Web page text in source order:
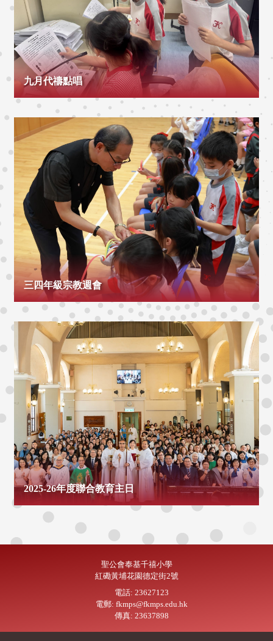
九月代禱點唱
三四年級宗教週會
2025-26年度聯合教育主日
聖公會奉基千禧小學
紅磡黃埔花園德定街2號
電話: 23627123
電郵: fkmps@fkmps.edu.hk
傳真: 23637898